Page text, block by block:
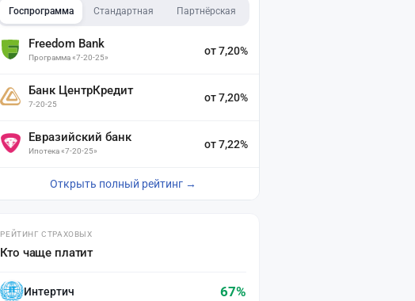
Госпрограмма Стандартная Партнёрская
Freedom Bank
Программа «7-20-25»
от 7,20%
Банк ЦентрКредит
7-20-25
от 7,20%
Евразийский банк
Ипотека «7-20-25»
от 7,22%
Открыть полный рейтинг →
РЕЙТИНГ СТРАХОВЫХ
Кто чаще платит
Интертич 67%